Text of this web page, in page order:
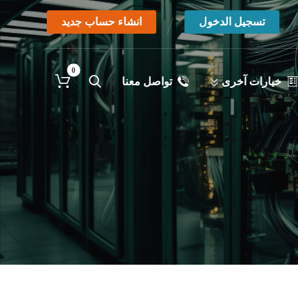
انشاء حساب جديد تسجيل الدخول
خيارات آخرى تواصل معنا